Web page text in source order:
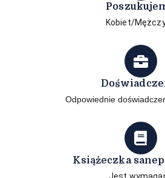
Kobiet/
Odpowiednie
Książeczka
Jest